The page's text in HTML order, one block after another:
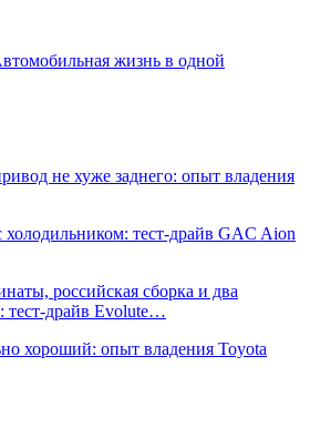
жизнь в одной
не хуже заднего: опыт владения
холодильником: тест-драйв GAC Aion
российская сборка и два
тест-драйв Evolute…
хороший: опыт владения Toyota